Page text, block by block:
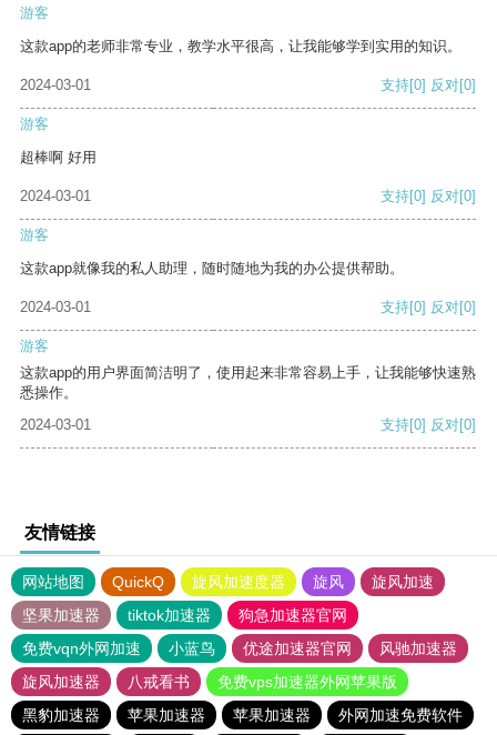
游客
这款app的老师非常专业，教学水平很高，让我能够学到实用的知识。
2024-03-01 支持[0] 反对[0]
游客
超棒啊 好用
2024-03-01 支持[0] 反对[0]
游客
这款app就像我的私人助理，随时随地为我的办公提供帮助。
2024-03-01 支持[0] 反对[0]
游客
这款app的用户界面简洁明了，使用起来非常容易上手，让我能够快速熟
悉操作。
2024-03-01
支持[0] 反对[0]
友情链接
网站地图 QuickQ 旋风加速度器 旋风
旋风加速
坚果加速器
tiktok加速器
狗急加速器官网
免费vqn外网加速
小蓝鸟 优途加速器官网
风驰加速器
旋风加速器
八戒看书
免费vps加速器外网苹果版
黑豹加速器
苹果加速器 苹果加速器 外网加速免费软件